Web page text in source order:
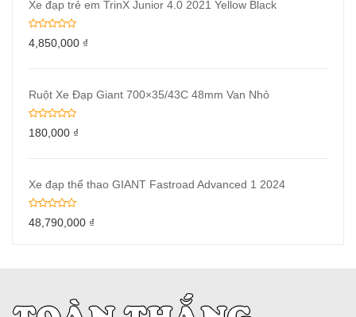
Xe đạp trẻ em TrinX Junior 4.0 2021 Yellow Black
4,850,000 ₫
Ruột Xe Đạp Giant 700×35/43C 48mm Van Nhỏ
180,000 ₫
Xe đạp thể thao GIANT Fastroad Advanced 1 2024
48,790,000 ₫